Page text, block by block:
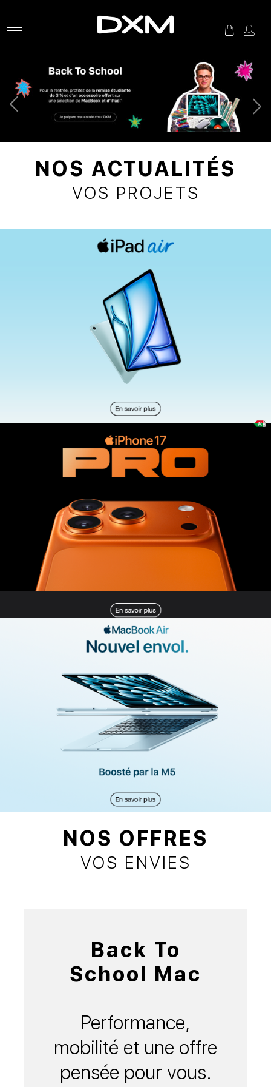
NOS ACTUALITÉS
VOS PROJETS
NOS OFFRES
VOS ENVIES
Back To
School Mac
Performance,
mobilité et une offre
pensée pour vous.